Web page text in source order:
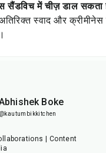
सैंडविच में चीज़ डाल सकता
स्वाद और
Boke
@kautumbikkitchen
| Content